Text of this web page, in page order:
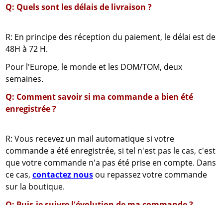
Q: Quels sont les délais de livraison ?
R: En principe des réception du paiement, le délai est de
48H à 72 H.
Pour l'Europe, le monde et les DOM/TOM, deux
semaines.
Q: Comment savoir si ma commande a bien été
enregistrée ?
R: Vous recevez un mail automatique si votre
commande a été enregistrée, si tel n'est pas le cas, c'est
que votre commande n'a pas été prise en compte. Dans
ce cas, contactez nous ou repassez votre commande
sur la boutique.